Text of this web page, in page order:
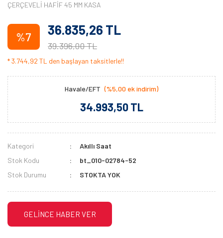
ÇERÇEVELİ HAFİF 45 MM KASA
%7 36.835,26 TL
39.396,00 TL
* 3.744,92 TL den başlayan taksitlerle!!
Havale/EFT (%5,00 ek indirim)
34.993,50 TL
Kategori
Akıllı Saat
Stok Kodu
bt_010-02784-52
Stok Durumu
STOKTA YOK
GELİNCE HABER VER